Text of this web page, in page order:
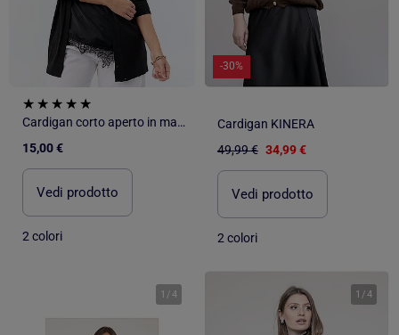
Cardigan corto aperto in maglia fine
15,00 €
Vedi prodotto
2 colori
-30%
Cardigan KINERA
49,99 € 34,99 €
Vedi prodotto
2 colori
1 /4 1 /4